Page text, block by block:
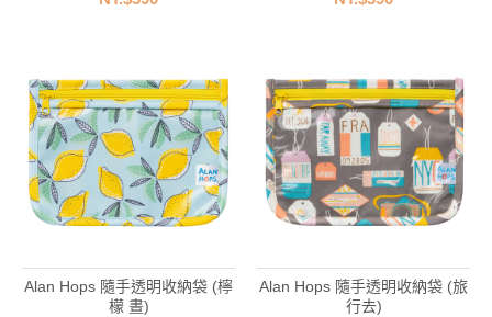
Alan Hops 隨手透明收納袋 (檸
檬 晝)
Alan Hops 隨手透明收納袋 (旅
行去)